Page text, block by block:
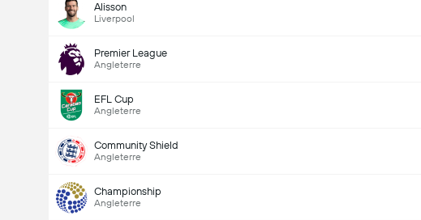
Alisson
Liverpool
Premier League
Angleterre
EFL Cup
Angleterre
Community Shield
Angleterre
Championship
Angleterre
Nombre total de but (2.5)